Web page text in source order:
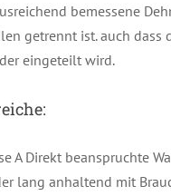
bemessene
getrennt ist. auch
eingeteilt wird.
A Direkt beanspruchte
lang anhaltend mit